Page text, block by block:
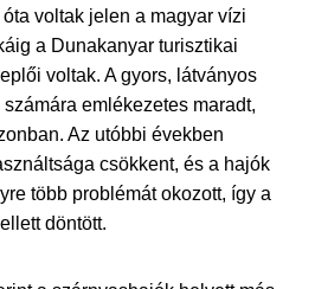
voltak jelen a magyar vízi
a Dunakanyar turisztikai
voltak. A gyors, látványos
emlékezetes maradt,
Az utóbbi években
csökkent, és a hajók
több problémát okozott, így a
döntött.